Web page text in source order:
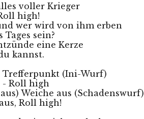
voller Krieger
high!
wer wird von ihm erben
sein?
eine Kerze
kannst.
(Ini-Wurf)
Roll high
Weiche aus (Schadenswurf)
Roll high!